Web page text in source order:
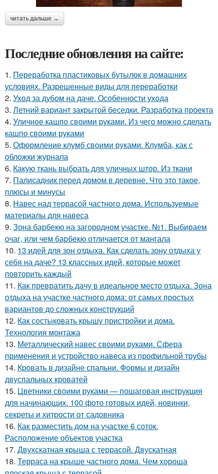
читать дальше →
Последние обновления на сайте:
1. Переработка пластиковых бутылок в домашних
условиях. Разрешенные виды для переработки
2. Уход за дубом на даче. Особенности ухода
3. Летний вариант закрытой беседки. Разработка проекта
4. Уличное кашпо своими руками. Из чего можно сделать
кашпо своими руками
5. Оформление клумб своими руками. Клумба, как с
обложки журнала
6. Какую ткань выбрать для уличных штор. Из ткани
7. Палисадник перед домом в деревне. Что это такое,
плюсы и минусы
8. Навес над террасой частного дома. Используемые
материалы для навеса
9. Зона барбекю на загородном участке. №1. Выбираем
очаг, или чем барбекю отличается от мангала
10. 13 идей для зон отдыха. Как сделать зону отдыха у
себя на даче? 13 классных идей, которые может
повторить каждый
11. Как превратить дачу в идеальное место отдыха. Зона
отдыха на участке частного дома: от самых простых
вариантов до сложных конструкций
12. Как состыковать крышу пристройки и дома.
Технология монтажа
13. Металлический навес своими руками. Сфера
применения и устройство навеса из профильной трубы
14. Кровать в дизайне спальни. Формы и дизайн
двуспальных кроватей
15. Цветники своими руками — пошаговая инструкция
для начинающих. 100 фото готовых идей, новинки,
секреты и хитрости от садовника
16. Как разместить дом на участке 6 соток.
Расположение объектов участка
17. Двухскатная крыша с террасой. Двускатная
18. Терраса на крыше частного дома. Чем хороша